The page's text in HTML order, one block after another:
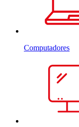
Computadores